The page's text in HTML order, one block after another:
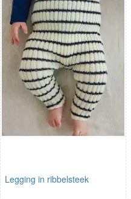
Legging in ribbelsteek